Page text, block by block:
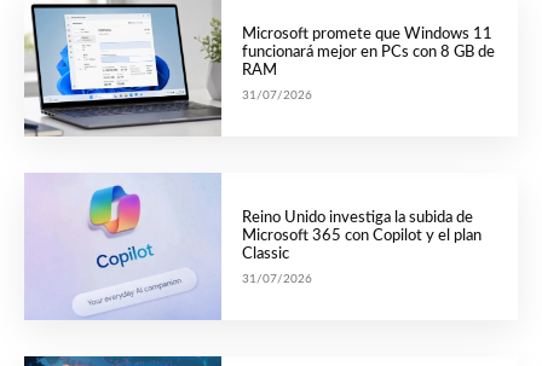
Microsoft promete que Windows 11
funcionará mejor en PCs con 8 GB de
RAM
31/07/2026
Reino Unido investiga la subida de
Microsoft 365 con Copilot y el plan
Classic
31/07/2026